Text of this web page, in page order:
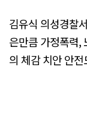
김유식 의성경찰
은만큼 가정폭력,
의 체감 치안 안